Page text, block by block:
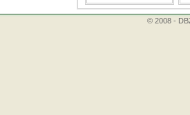
© 2008 -